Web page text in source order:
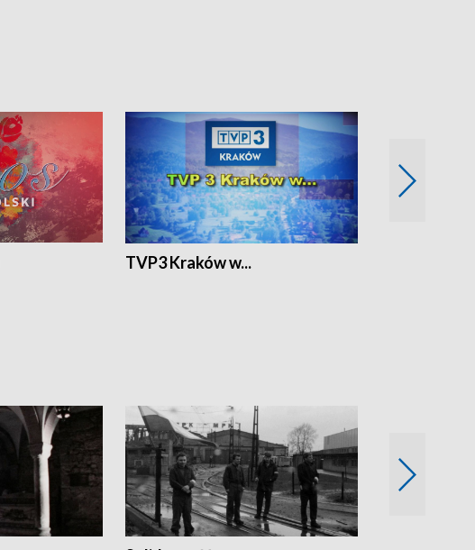
TVP3 Kraków w...